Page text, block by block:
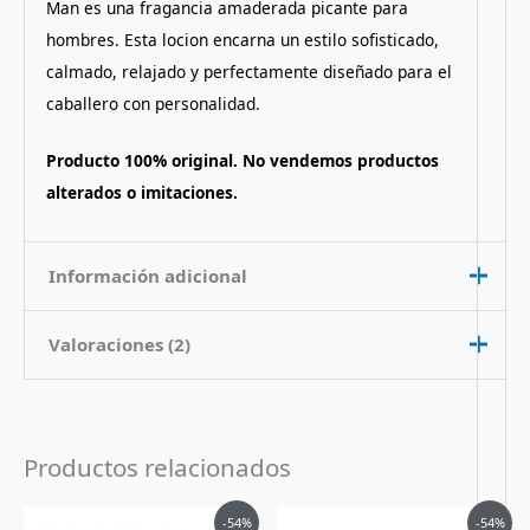
Man es una fragancia amaderada picante para
hombres. Esta locion encarna un estilo sofisticado,
calmado, relajado y perfectamente diseñado para el
caballero con personalidad.
Producto 100% original. No vendemos productos
alterados o imitaciones.
Información adicional
Contenido
Pais de Origen Alemania
Eau de Toilette (edt)
Valoraciones (2)
atención y servicio. Aroma con salida
Productos relacionados
-54% -54%